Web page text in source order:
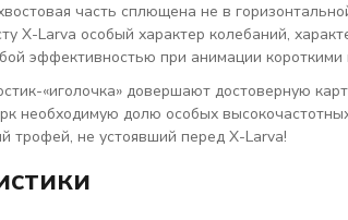
часть сплющена не в
X-Larva особый характер колебаний,
эффективностью при анимации
«иголочка» довершают достоверную
необходимую долю особых
трофей, не устоявший перед X-Larva!